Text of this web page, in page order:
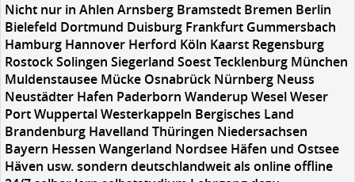
Nicht nur in Ahlen Arnsberg Bramstedt Bremen Berlin
Bielefeld Dortmund Duisburg Frankfurt Gummersbach
Hamburg Hannover Herford Köln Kaarst Regensburg
Rostock Solingen Siegerland Soest Tecklenburg München
Muldenstausee Mücke Osnabrück Nürnberg Neuss
Neustädter Hafen Paderborn Wanderup Wesel Weser
Port Wuppertal Westerkappeln Bergisches Land
Brandenburg Havelland Thüringen Niedersachsen
Bayern Hessen Wangerland Nordsee Häfen und Ostsee
Häven usw. sondern deutschlandweit als online offline